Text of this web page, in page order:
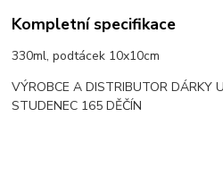
Kompletní specifikace
330ml, podtácek 10x10cm
VÝROBCE A DISTRIBUTOR DÁRKY
STUDENEC 165 DĚČÍN